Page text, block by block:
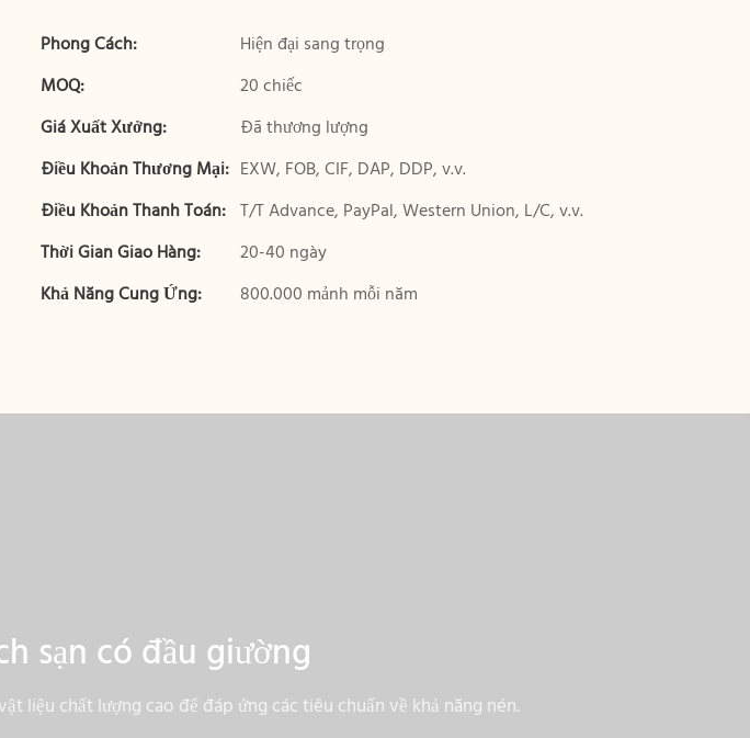
Phong Cách:
Hiện đại sang trọng
MOQ:
20 chiếc
Giá Xuất Xưởng:
Đã thương lượng
Điều Khoản Thương Mại: EXW, FOB, CIF, DAP, DDP, v.v.
Điều Khoản Thanh Toán: T/T Advance, PayPal, Western Union, L/C, v.v.
Thời Gian Giao Hàng:
20-40 ngày
Khả Năng Cung Ứng:
800.000 mảnh mỗi năm
sạn có đầu giường
liệu chất lượng cao để đáp ứng các tiêu chuẩn về khả năng nén.